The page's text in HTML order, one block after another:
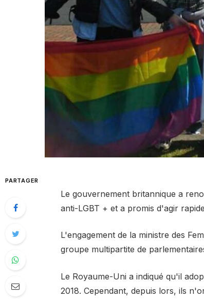
PARTAGER
Le gouvernement britannique a
anti-LGBT + et a promis d'agir
L'engagement de la ministre des
groupe multipartite de
Le Royaume-Uni a indiqué qu'il
2018. Cependant, depuis lors, ils